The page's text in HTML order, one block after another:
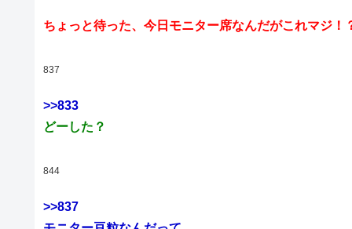
ちょっと待った、今日モニター席なんだがこれマジ！
837
>>833
どーした？
844
>>837